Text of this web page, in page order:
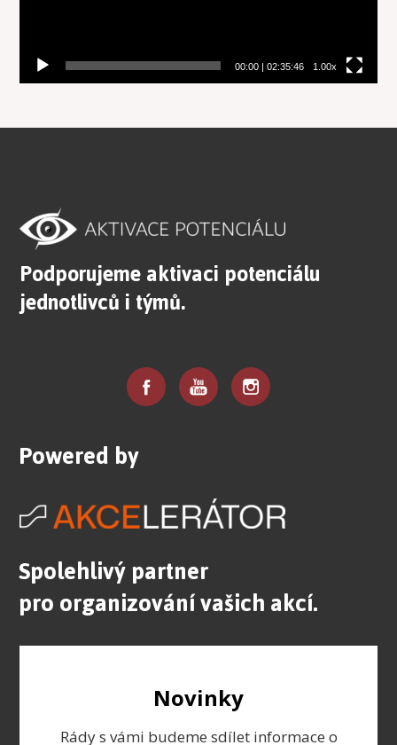
00:00| 02:35:46 1.00x
Podporujeme aktivaci potenciálu
jednotlivců i týmů.
Powered by
Spolehlivý partner
pro organizování vašich akcí.
Novinky
Rády s vámi budeme sdílet informace o